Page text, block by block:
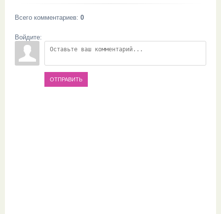
Всего комментариев: 0
Войдите:
ОТПРАВИТЬ